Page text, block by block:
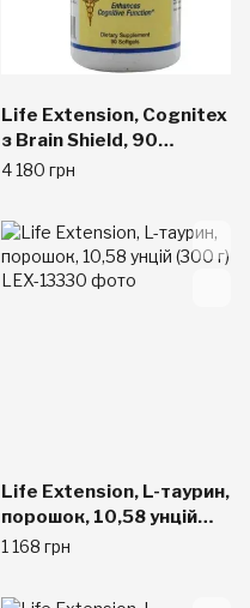
Life Extension, Cognitex
з Brain Shield, 90
гельових капсул
4 180 грн
Life Extension, L-таурин,
порошок, 10,58 унцій
(300 г)
1 168 грн